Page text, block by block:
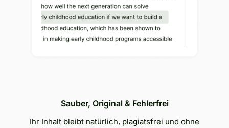
Sauber, Original & Fehlerfrei
Ihr Inhalt bleibt natürlich, plagiatsfrei und ohne